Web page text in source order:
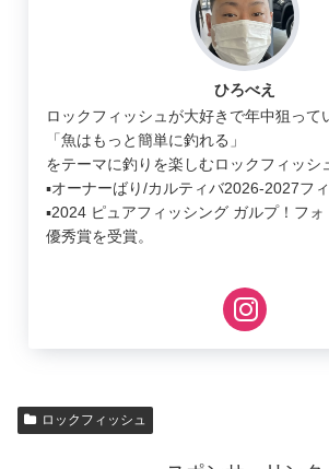
ひろべえ
ロックフィッシュが大好きで年中狙って
「魚はもっと簡単に釣れる」
をテーマに釣りを楽しむロックフィッシ
▪︎オーナーばり/カルティバ2026-2027フ
▪︎2024 ピュアフィッシング ガルプ！フ
優秀賞を受賞。
ロックフィッシュ